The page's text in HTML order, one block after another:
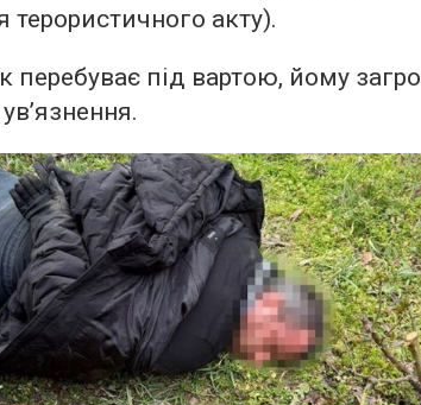
терористичного акту).
перебуває під вартою, йому